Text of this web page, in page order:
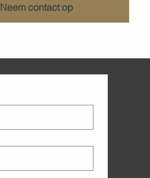
Neem contact op